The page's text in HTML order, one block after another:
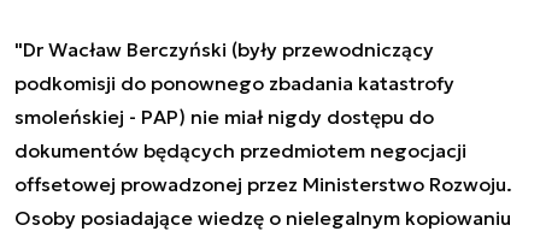
"Dr Wacław Berczyński (były przewodniczący
podkomisji do ponownego zbadania katastrofy
smoleńskiej - PAP) nie miał nigdy dostępu do
dokumentów będących przedmiotem negocjacji
offsetowej prowadzonej przez Ministerstwo Rozwoju.
Osoby posiadające wiedzę o nielegalnym kopiowaniu